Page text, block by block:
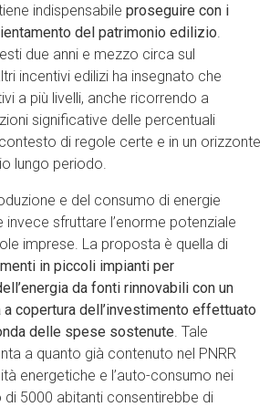
indispensabile proseguire con i
del patrimonio edilizio
due anni e mezzo circa sul
incentivi edilizi ha insegnato che
a più livelli, anche ricorrendo a
significative delle percentuali
di regole certe e in un orizzonte
lungo periodo.
e del consumo di energie
invece sfruttare l’enorme potenziale
imprese. La proposta è quella di
in piccoli impianti per
da fonti rinnovabili con un
copertura dell’investimento effettuato
delle spese sostenute . Tale
a quanto già contenuto nel PNRR
energetiche e l’auto-consumo nei
5000 abitanti consentirebbe di